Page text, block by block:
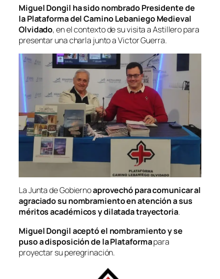
Miguel Dongil ha sido nombrado Presidente de
laPlataforma del Camino Lebaniego Medieval
Olvidado, en el contexto de su visita a Astillero para
presentar una charla junto a Victor Guerra.
La Junta de Gobiernoaprovechó para comunicar al
agraciado su nombramiento en atención a sus
méritos académicos y dilatada trayectoria.
Miguel Dongil aceptó el nombramiento y se
puso a disposición de la Plataformapara
proyectar su peregrinación.